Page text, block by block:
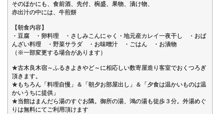
そのほかにも、食前酒、先付、椀盛、果物、漬け物、
赤出汁の中には、牛煎餅
【朝食内容】
・豆腐 ・卵料理 ・さしみこんにゃく・地元産カレイ一夜干し ・おば
んざい料理 ・野菜サラダ ・お味噌汁 ・ごはん ・お漬物
（※一部変更する場合があります）
★古木良木宿～ふるきよきやど～に相応しい数寄屋造り客室でおくつろぎ
頂きます。
★もちろん「料理自慢」＆「朝夕お部屋出し」＆「夕食は温かいものは温
かいうちに提供」
★当館はまんだら湯のすぐお隣。御所の湯、鴻の湯も徒歩３分。外湯めぐ
りは無料にてご利用頂けます